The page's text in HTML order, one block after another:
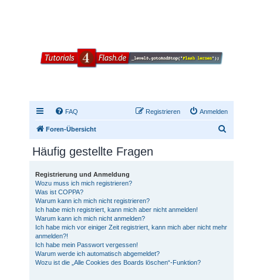
FAQ Anmelden
Registrieren
Foren-Übersicht
Häufig gestellte Fragen
Registrierung und Anmeldung
Wozu muss ich mich registrieren?
Was ist COPPA?
Warum kann ich mich nicht registrieren?
Ich habe mich registriert, kann mich aber nicht anmelden!
Warum kann ich mich nicht anmelden?
Ich habe mich vor einiger Zeit registriert, kann mich aber nicht mehr
anmelden?!
Ich habe mein Passwort vergessen!
Warum werde ich automatisch abgemeldet?
Wozu ist die „Alle Cookies des Boards löschen“-Funktion?